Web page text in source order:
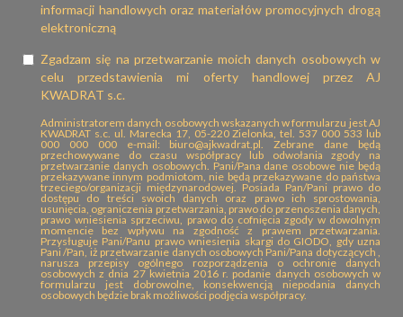
informacji handlowych oraz materiałów promocyjnych drogą
elektroniczną
Zgadzam się na przetwarzanie moich danych osobowych w
celu przedstawienia mi oferty handlowej przez AJ
KWADRAT s.c.
Administratorem danych osobowych wskazanych w formularzu jest AJ
KWADRAT s.c. ul. Marecka 17, 05-220 Zielonka, tel. 537 000 533 lub
000 000 000 e-mail: biuro@ajkwadrat.pl. Zebrane dane będą
przechowywane do czasu współpracy lub odwołania zgody na
przetwarzanie danych osobowych. Pani/Pana dane osobowe nie będą
przekazywane innym podmiotom, nie będą przekazywane do państwa
trzeciego/organizacji międzynarodowej. Posiada Pan/Pani prawo do
dostępu do treści swoich danych oraz prawo ich sprostowania,
usunięcia, ograniczenia przetwarzania, prawo do przenoszenia danych,
prawo wniesienia sprzeciwu, prawo do cofnięcia zgody w dowolnym
momencie bez wpływu na zgodność z prawem przetwarzania.
Przysługuje Pani/Panu prawo wniesienia skargi do GIODO, gdy uzna
Pani /Pan, iż przetwarzanie danych osobowych Pani/Pana dotyczących ,
narusza przepisy ogólnego rozporządzenia o ochronie danych
osobowych z dnia 27 kwietnia 2016 r. podanie danych osobowych w
formularzu jest dobrowolne, konsekwencją niepodania danych
osobowych będzie brak możliwości podjęcia współpracy.